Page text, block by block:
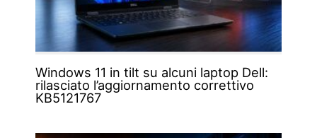
Windows 11 in tilt su alcuni laptop Dell:
rilasciato l’aggiornamento correttivo
KB5121767